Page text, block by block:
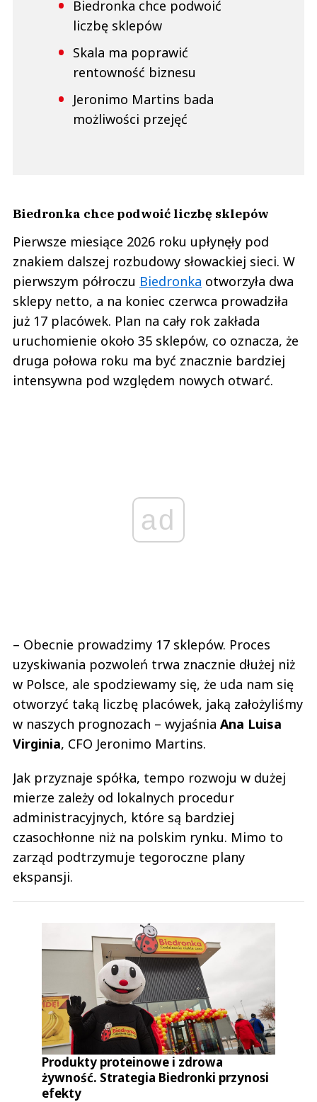
Biedronka chce podwoić
liczbę sklepów
Skala ma poprawić
rentowność biznesu
Jeronimo Martins bada
możliwości przejęć
Biedronka chce podwoić liczbę sklepów
Pierwsze miesiące 2026 roku upłynęły pod
znakiem dalszej rozbudowy słowackiej sieci. W
pierwszym półroczu Biedronka otworzyła dwa
sklepy netto, a na koniec czerwca prowadziła
już 17 placówek. Plan na cały rok zakłada
uruchomienie około 35 sklepów, co oznacza, że
druga połowa roku ma być znacznie bardziej
intensywna pod względem nowych otwarć.
ad
– Obecnie prowadzimy 17 sklepów. Proces
uzyskiwania pozwoleń trwa znacznie dłużej niż
w Polsce, ale spodziewamy się, że uda nam się
otworzyć taką liczbę placówek, jaką założyliśmy
w naszych prognozach – wyjaśnia Ana Luisa
Virginia, CFO Jeronimo Martins.
Jak przyznaje spółka, tempo rozwoju w dużej
mierze zależy od lokalnych procedur
administracyjnych, które są bardziej
czasochłonne niż na polskim rynku. Mimo to
zarząd podtrzymuje tegoroczne plany
ekspansji.
Produkty proteinowe i zdrowa
żywność. Strategia Biedronki przynosi
efekty